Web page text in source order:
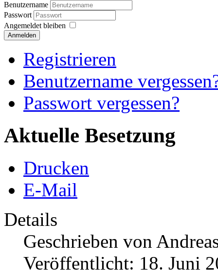
Benutzername
Passwort
Angemeldet bleiben
Anmelden
Registrieren
Benutzername
Passwort vergessen?
Aktuelle Besetzung
Drucken
E-Mail
Details
Geschrieben von
Veröffentlicht: 18. Juni